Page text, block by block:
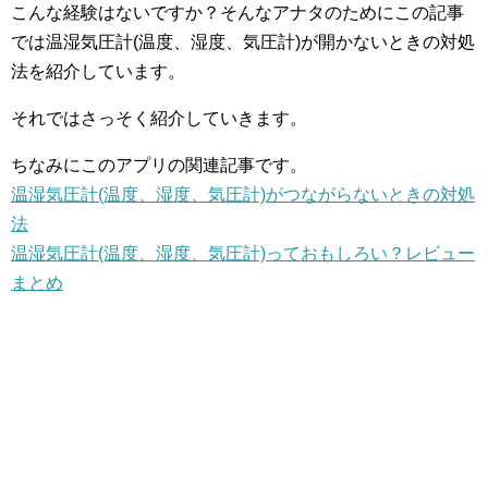
こんな経験はないですか？そんなアナタのためにこの記事
では温湿気圧計(温度、湿度、気圧計)が開かないときの対処
法を紹介しています。
それではさっそく紹介していきます。
ちなみにこのアプリの関連記事です。
温湿気圧計(温度、湿度、気圧計)がつながらないときの対処
法
温湿気圧計(温度、湿度、気圧計)っておもしろい？レビュー
まとめ